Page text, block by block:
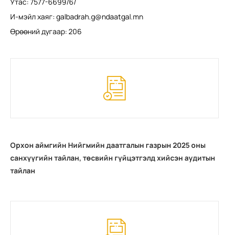
И-мэйл хаяг: galbadrah.g@ndaatgal.mn
Өрөөний дугаар: 206
Орхон аймгийн Нийгмийн даатгалын газрын 2025 оны
санхүүгийн тайлан, төсвийн гүйцэтгэлд хийсэн аудитын
тайлан